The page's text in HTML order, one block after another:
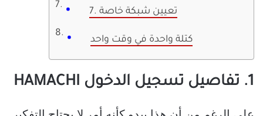
7. تعيين شبكة خاصة
كتلة واحدة في وقت واحد
1. تفاصيل تسجيل الدخول HAMACHI